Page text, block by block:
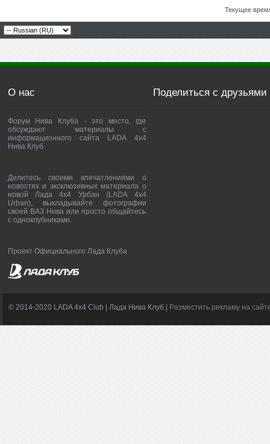
Текущее
О нас
Форум Нива Клуба - это место, где
обсуждают материалы с
информационного сайта LADA 4x4
Нива Клуб.
Делитесь своими впечатлениями о
новостях и эксклюзивных материала о
новой Лада 4х4 Урбан (LADA 4x4
Urban), выкладывайте фотографии
своей ВАЗ Нива или просто общайтесь
с одноклубниками.
Проект Официального Лада Клуба
Поделиться с друзьями
© 2014-2020 LADA 4x4 Club | Лада Нива Клуб | Разместить рекламу на